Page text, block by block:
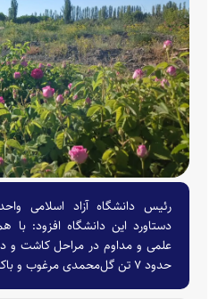
رئیس دانشگاه آزاد اسلامی
دستاورد این دانشگاه افزود:
علمی و مداوم در مراحل کاشت و
حدود ۷ تن گل‌محمدی مرغوب و باکیفیت از این مزرعه هستیم.